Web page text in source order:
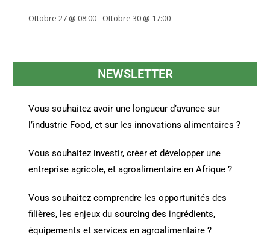
Ottobre 27 @ 08:00- Ottobre 30 @ 17:00
NEWSLETTER
Vous souhaitez avoir une longueur d’avance sur
l’industrie Food, et sur les innovations alimentaires ?
Vous souhaitez investir, créer et développer une
entreprise agricole, et agroalimentaire en Afrique ?
Vous souhaitez comprendre les opportunités des
filières, les enjeux du sourcing des ingrédients,
équipements et services en agroalimentaire ?